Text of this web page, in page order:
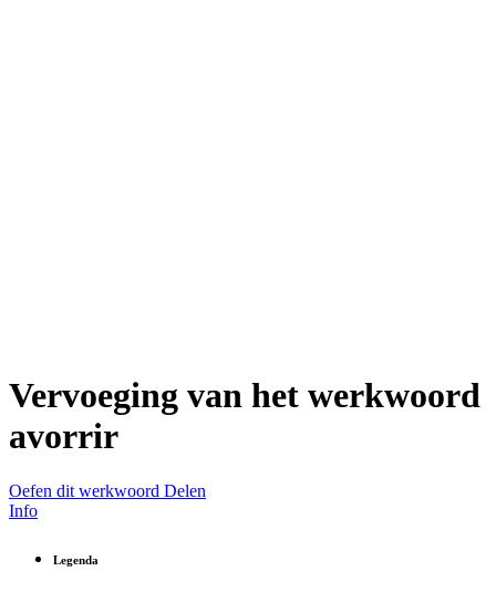
Vervoeging van het werkwoord
avorrir
Oefen dit werkwoord Delen
Info
Legenda